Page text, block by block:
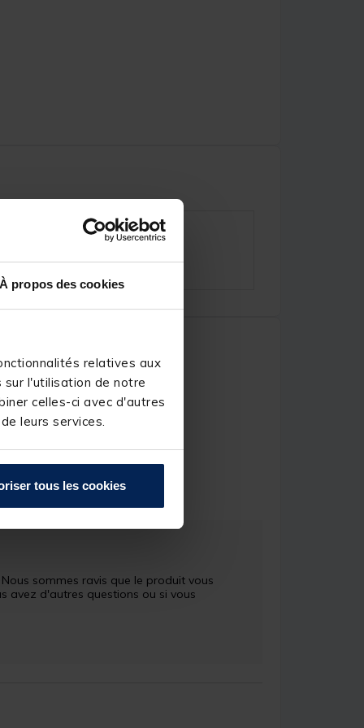
À propos des cookies
relatives aux
l'utilisation de notre
celles-ci avec d'autres
leurs services.
tous les cookies
Jacques M.
sommes ravis que le produit vous
avez d'autres questions ou si vous